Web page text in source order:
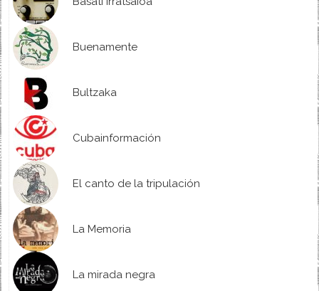
Buenamente
Bultzaka
Cubainformación
El canto de la tripulación
La Memoria
La mirada negra